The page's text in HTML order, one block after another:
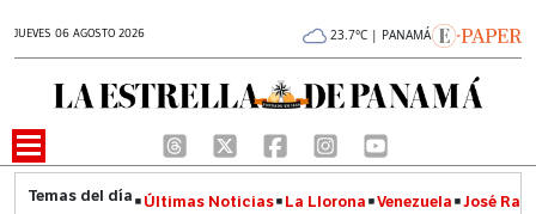
JUEVES 06 AGOSTO 2026 23.7°C | PANAMÁ
Últimas Noticias La Llorona Venezuela José